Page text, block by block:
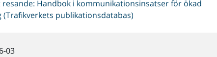
Handbok i kommunikationsinsatser för ökad
publikationsdatabas)
03